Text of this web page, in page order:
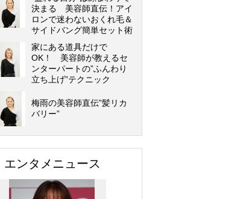
決まる 美容師直伝！アイ
ロンで迷わないおくれ毛＆
サイドバング簡単セット術
家にある道具だけで
OK！ 美容師が教えるセ
ンターパートの”ふんわり
立ち上げ”テクニック
梅雨の美容師直伝”髪リカ
バリー”
エンタメニュース